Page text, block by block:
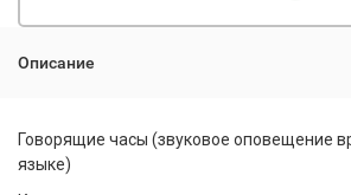
Описание
Говорящие часы (звуковое оповещение
языке)